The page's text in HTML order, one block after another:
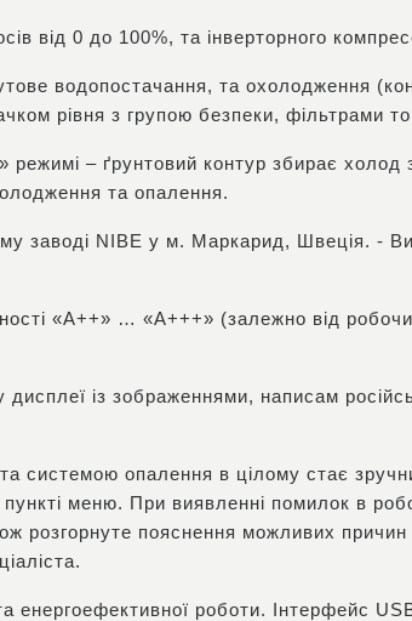
від 0 до 100%, та інверторного
водопостачання, та охолодження
рівня з групою безпеки, фільтрами
– ґрунтовий контур збирає холод
та опалення.
заводі NIBE у м. Маркарид, Швеція. -
«А++» … «А+++» (залежно від
із зображеннями, написам
системою опалення в цілому стає
меню. При виявленні помилок в
розгорнуте пояснення можливих причин
енергоефективної роботи. Інтерфейс